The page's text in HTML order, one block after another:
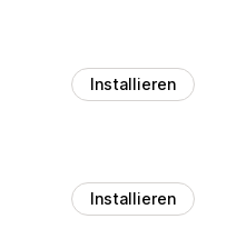
Installieren
Installieren